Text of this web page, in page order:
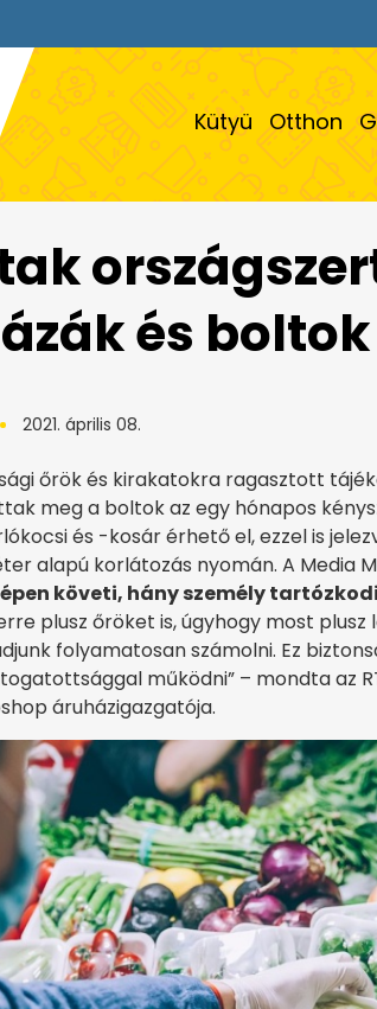
Kütyü Otthon
és boltok
2021. április 08.
őrök és kirakatokra ragasztott
meg a boltok az egy hónapos
és -kosár érhető el, ezzel is
alapú korlátozás nyomán. A Media
követi, hány személy
plusz őröket is, úgyhogy most plusz
folyamatosan számolni. Ez
működni” – mondta az
áruházigazgatója.